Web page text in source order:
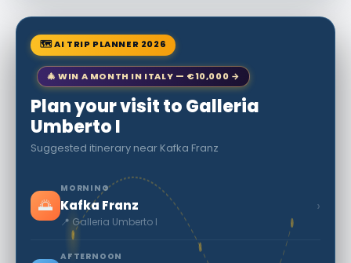
🗺 AI TRIP PLANNER 2026
🎄 WIN A MONTH IN ITALY — €10,000 →
Plan your visit to Galleria
Umberto I
Suggested itinerary near Kafka Franz
🌅
MORNING
Kafka Franz
📍 Galleria Umberto I
›
AFTERNOON